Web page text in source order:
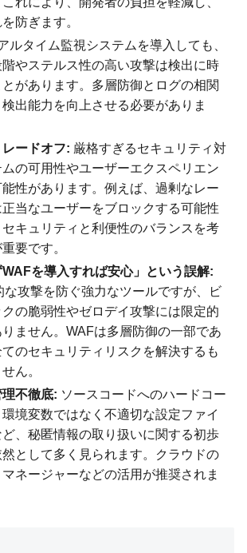
防ぎます。
ルタイム監視システムを導入しても、
やステルス性の高い攻撃は検出に時
があります。多層防御とログの相関
出能力を向上させる必要がありま
ードオフ: 厳格すぎるセキュリティ対
の可用性やユーザーエクスペリエン
性があります。例えば、過剰なレー
正当なユーザーをブロックする可能性
キュリティと利便性のバランスを考
要です。
WAFを導入すれば安心」という誤解:
な攻撃を防ぐ強力なツールですが、ビ
の脆弱性やゼロデイ攻撃には限定的
ません。WAFは多層防御の一部であ
のセキュリティリスクを解決するも
ん。
不徹底: ソースコードへのハードコー
境変数ではなく不適切な設定ファイ
、秘匿情報の取り扱いに関する初歩
として多く見られます。クラウドの
ネージャーなどの活用が推奨されま